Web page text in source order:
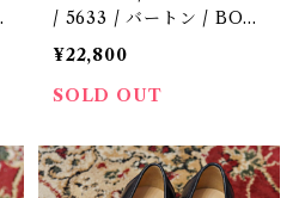
/ 5633 / バートン / BOU
RTON / 定価9.3万 / 革靴
/ 中古 / 6
¥22,800
SOLD OUT